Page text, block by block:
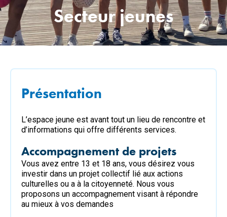
Secteur jeunes
Présentation
L’espace jeune est avant tout un lieu de rencontre et
d’informations qui offre différents services.
Accompagnement de projets
Vous avez entre 13 et 18 ans, vous désirez vous
investir dans un projet collectif lié aux actions
culturelles ou a à la citoyenneté. Nous vous
proposons un accompagnement visant à répondre
au mieux à vos demandes